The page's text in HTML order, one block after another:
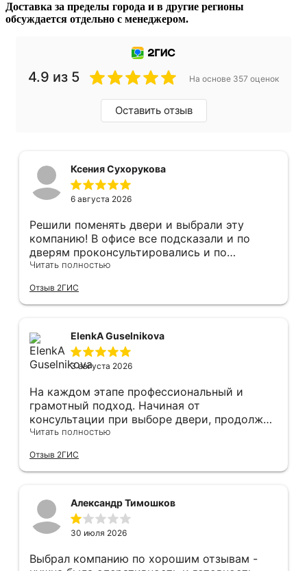
Доставка за пределы города и в другие регионы
обсуждается отдельно с менеджером.
4.9 из 5 На основе 357 оценок
Оставить отзыв
Ксения Сухорукова
6 августа 2026
Решили поменять двери и выбрали эту
компанию! В офисе все подсказали и по
дверям проконсультировались и по
фурнитуре. Анастасия ответила на все
Монтаж быстро, качественно и аккуратно,
Сергея прямо рекомендую! С утра до
мусор убирает после монтажа. Рекомендую!
Читать полностью
Отзыв 2ГИС
ElenkA Guselnikova
3 августа 2026
На каждом этапе профессиональный и
грамотный подход. Начиная от
консультации при выборе двери, продолжая
оперативным замером, завершая быстрой и
оформление двери - отдельное спасибо!
Рекомендуем и планируем в дальнейшем, по
Читать полностью
Отзыв 2ГИС
Александр Тимошков
30 июля 2026
Выбрал компанию по хорошим отзывам -